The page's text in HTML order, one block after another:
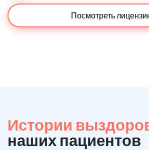
Посмотреть
Истории
наших пациентов